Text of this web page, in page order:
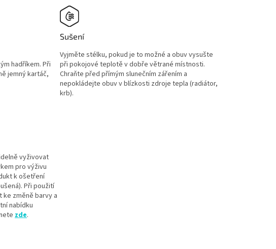
hadříkem. Při
jemný kartáč,
Sušení
Vyjměte stélku, pokud je to možné a obuv vysušte
při pokojové teplotě v dobře větrané místnosti.
Chraňte před přímým slunečním zářením a
nepokládejte obuv v blízkosti zdroje tepla (radiátor,
krb).
vyživovat
pro výživu
k ošetření
Při použití
změně barvy a
nabídku
zde.